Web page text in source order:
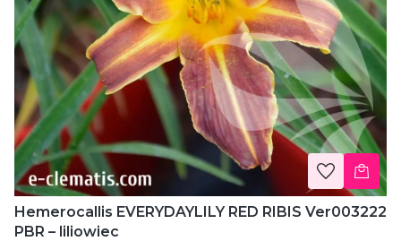
Hemerocallis EVERYDAYLILY RED RIBIS Ver003222
PBR – liliowiec